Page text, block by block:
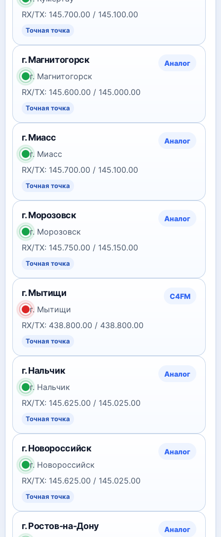
RX/TX: 145.700.00 / 145.100.00
Точная точка
г. Магнитогорск Аналог
г. Магнитогорск
RX/TX: 145.600.00 / 145.000.00
Точная точка
г. Миасс Аналог
г. Миасс
RX/TX: 145.700.00 / 145.100.00
Точная точка
г. Морозовск Аналог
г. Морозовск
RX/TX: 145.750.00 / 145.150.00
Точная точка
г. Мытищи C4FM
г. Мытищи
RX/TX: 438.800.00 / 438.800.00
Точная точка
г. Нальчик Аналог
г. Нальчик
RX/TX: 145.625.00 / 145.025.00
Точная точка
г. Новороссийск Аналог
г. Новороссийск
RX/TX: 145.625.00 / 145.025.00
Точная точка
г. Ростов-на-Дону Аналог